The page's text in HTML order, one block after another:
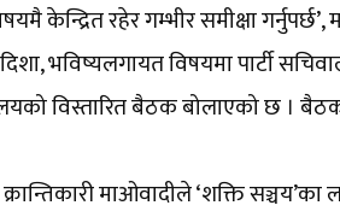
केन्द्रित रहेर गम्भीर समीक्षा
भविष्यलगायत विषयमा पार्टी
विस्तारित बैठक बोलाएको छ ।
माओवादीले ‘शक्ति